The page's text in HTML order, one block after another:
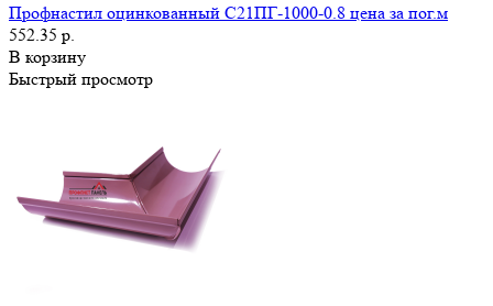
Профнастил оцинкованный С21ПГ-1000-0.8 цена за пог.м
552.35 р.
В корзину
Быстрый просмотр